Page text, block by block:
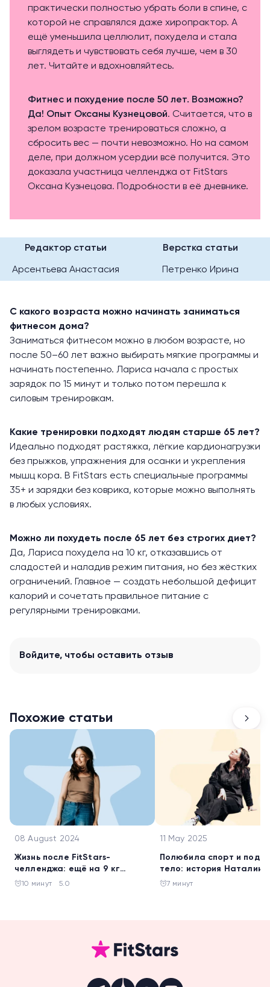
практически полностью убрать боли в спине, с
которой не справлялся даже хиропрактор. А
ещё уменьшила целлюлит, похудела и стала
выглядеть и чувствовать себя лучше, чем в 30
лет. Читайте и вдохновляйтесь.
Фитнес и похудение после 50 лет. Возможно?
Да! Опыт Оксаны Кузнецовой. Считается, что в
зрелом возрасте тренироваться сложно, а
сбросить вес — почти невозможно. Но на самом
деле, при должном усердии всё получится. Это
доказала участница челленджа от FitStars
Оксана Кузнецова. Подробности в её дневнике.
Редактор статьи Верстка статьи
Арсентьева Анастасия Петренко Ирина
С какого возраста можно начинать заниматься
фитнесом дома?
Заниматься фитнесом можно в любом возрасте, но
после 50–60 лет важно выбирать мягкие программы и
начинать постепенно. Лариса начала с простых
зарядок по 15 минут и только потом перешла к
силовым тренировкам.
Какие тренировки подходят людям старше 65 лет?
Идеально подходят растяжка, лёгкие кардионагрузки
без прыжков, упражнения для осанки и укрепления
мышц кора. В FitStars есть специальные программы
35+ и зарядки без коврика, которые можно выполнять
в любых условиях.
Можно ли похудеть после 65 лет без строгих диет?
Да, Лариса похудела на 10 кг, отказавшись от
сладостей и наладив режим питания, но без жёстких
ограничений. Главное — создать небольшой дефицит
калорий и сочетать правильное питание с
регулярными тренировками.
Войдите, чтобы оставить отзыв
Похожие статьи
08 August 2024
Жизнь после FitStars-
челленджа: ещё на 9 кг
похудела Галина Жигалова
10 минут 5.0
11 May 2025
Полюбила спорт и
тело: история Наталии
Батаговой
7 минут